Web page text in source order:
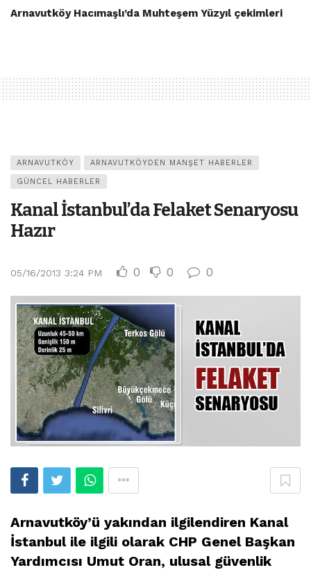
Arnavutköy Hacımaşlı’da Muhteşem Yüzyıl çekimleri
ARNAVUTKÖY ARNAVUTKÖYDEN MANŞET HABERLER
GÜNCEL HABERLER
Kanal İstanbul’da Felaket Senaryosu
Hazır
05/16/2013 3:24 PM 0 0 0
Arnavutköy’ü yakından ilgilendiren Kanal
İstanbul ile ilgili olarak CHP Genel Başkan
Yardımcısı Umut Oran, ulusal güvenlik